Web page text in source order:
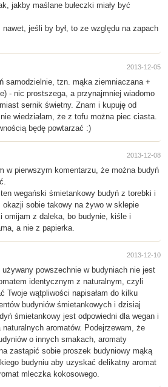
jakby maślane bułeczki miały być
jeśli by był, to ze względu na zapach
2013-12-05
samodzielnie, tzn. mąka ziemniaczana +
- nic prostszega, a przynajmniej wiadomo
sernik świetny. Znam i kupuję od
wiedziałam, że z tofu można piec ciasta.
będę powtarzać :)
2013-12-08
w pierwszym komentarzu, że można budyń
wegański śmietankowy budyń z torebki i
sobie takowy na żywo w sklepie
omijam z daleka, bo budynie, kiśle i
a nie z papierka.
2013-12-10
powszechnie w budyniach nie jest
identycznym z naturalnym, czyli
Twoje wątpliwości napisałam do kilku
budyniów śmietankowych i dzisiaj
śmietankowy jest odpowiedni dla wegan i
aromatów. Podejrzewam, że
o innych smakach, aromaty
zastąpić sobie proszek budyniowy mąką
budyniu aby uzyskać delikatny aromat
mleczka kokosowego.